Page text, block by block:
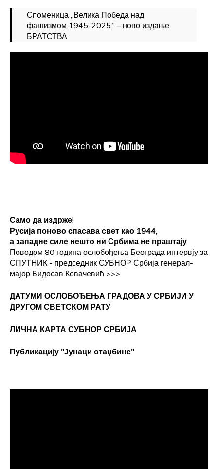
Споменица „Велика Победа над
фашизмом 1945-2025.“ – ново издање
БРАТСТВА
Само да издрже!
Русија поново спасава свет као 1944,
а западне силе нешто ни Србима не праштају
Поводом 80 година ослобођења Београда интервју за
СПУТНИК - председник СУБНОР Србија генерал-
мајор Видосав Ковачевић >>>
ДАТУМИ ОСЛОБОЂЕЊА ГРАДОВА У СРБИЈИ У
ДРУГОМ СВЕТСКОМ РАТУ
ЛИЧНА КАРТА СУБНОР СРБИЈА
Публикацију "Јунаци отаџбине"